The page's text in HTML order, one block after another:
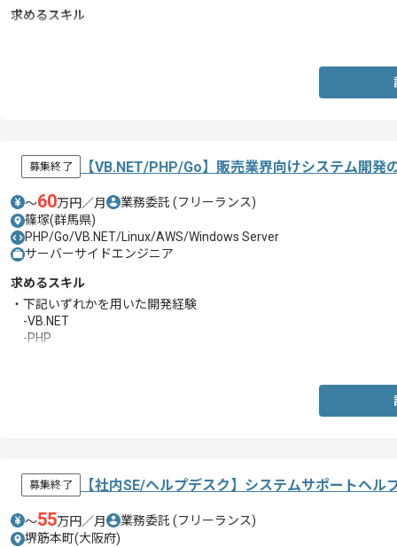
求めるスキル
募集終了 【VB.NET/PHP/Go】販売業界向けシステム開発
〜60万円／月 業務委託 (フリーランス)
篠塚(群馬県)
PHP/Go/VB.NET/Linux/AWS/Windows Server
サーバーサイドエンジニア
求めるスキル
・下記いずれかを用いた開発経験
-VB.NET
-PHP
募集終了 【社内SE/ヘルプデスク】システムサポートヘ
〜55万円／月 業務委託 (フリーランス)
堺筋本町(大阪府)